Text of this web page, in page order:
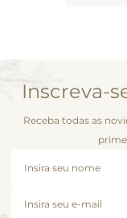
Inscreva-
Receba todas as